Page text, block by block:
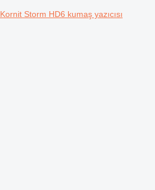
Kornit Storm HD6 kumaş yazıcısı